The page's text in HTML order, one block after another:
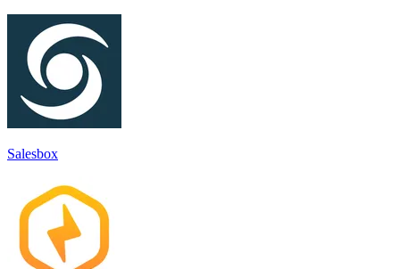
Salesbox